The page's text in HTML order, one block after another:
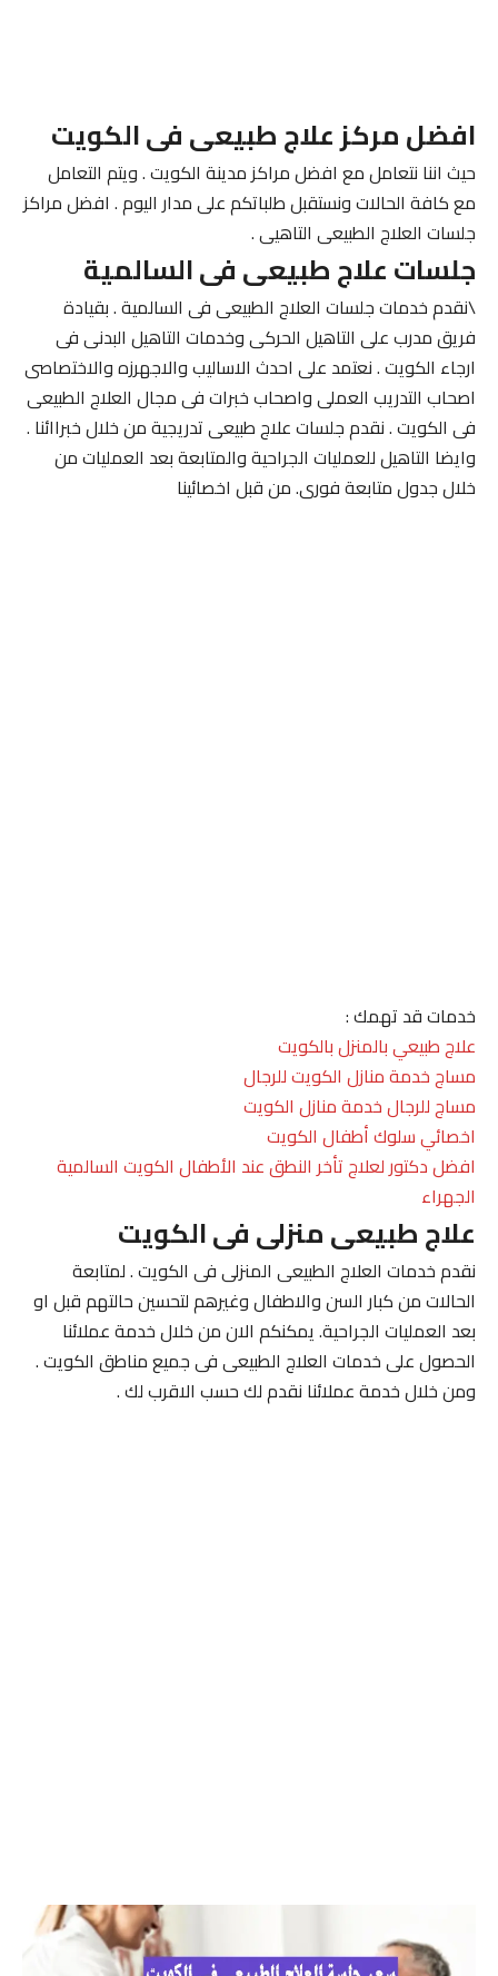
افضل مركز علاج طبيعى فى الكويت
حيث اننا نتعامل مع افضل مراكز مدينة الكويت . ويتم التعامل
مع كافة الحالات ونستقبل طلباتكم على مدار اليوم . افضل مراكز
جلسات العلاج الطبيعى التاهيى .
جلسات علاج طبيعى فى السالمية
\نقدم خدمات جلسات العلاج الطبيعى فى السالمية . بقيادة
فريق مدرب على التاهيل الحركى وخدمات التاهيل البدنى فى
ارجاء الكويت . نعتمد على احدث الاساليب والاجهرزه والاختصاصى
اصحاب التدريب العملى واصحاب خبرات فى مجال العلاج الطبيعى
فى الكويت . نقدم جلسات علاج طبيعى تدريجية من خلال خبراائنا .
وايضا التاهيل للعمليات الجراحية والمتابعة بعد العمليات من
خلال جدول متابعة فورى. من قبل اخصائينا
خدمات قد تهمك :
علاج طبيعي بالمنزل بالكويت
مساج خدمة منازل الكويت للرجال
مساج للرجال خدمة منازل الكويت
اخصائي سلوك أطفال الكويت
افضل دكتور لعلاج تأخر النطق عند الأطفال الكويت السالمية
الجهراء
علاج طبيعى منزلى فى الكويت
نقدم خدمات العلاج الطبيعى المنزلى فى الكويت . لمتابعة
الحالات من كبار السن والاطفال وغيرهم لتحسين حالتهم قبل او
بعد العمليات الجراحية. يمكنكم الان من خلال خدمة عملائنا
الحصول على خدمات العلاج الطبيعى فى جميع مناطق الكويت .
ومن خلال خدمة عملائنا نقدم لك حسب الاقرب لك .